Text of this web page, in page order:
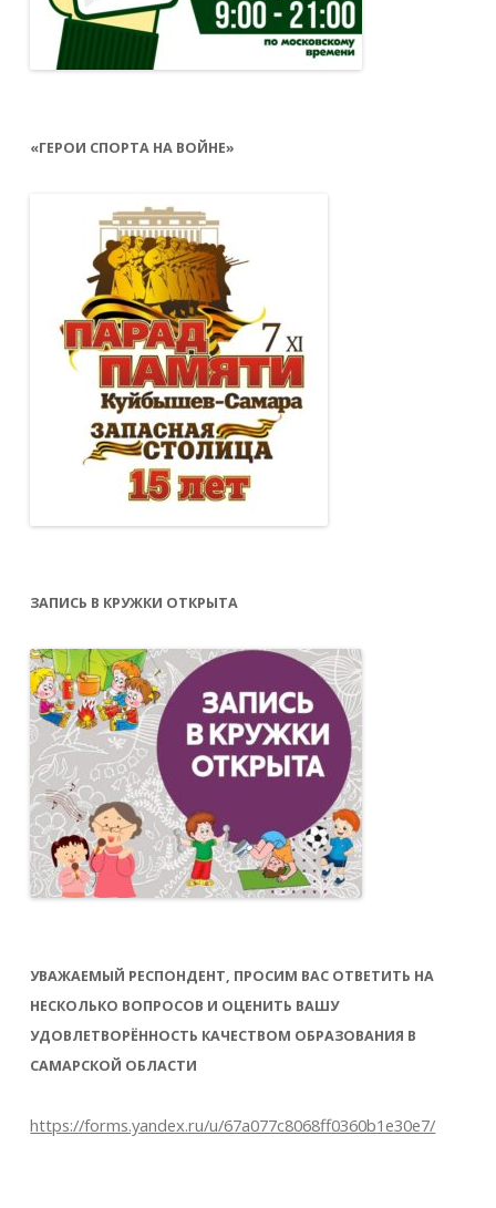
«ГЕРОИ СПОРТА НА ВОЙНЕ»
ЗАПИСЬ В КРУЖКИ ОТКРЫТА
УВАЖАЕМЫЙ РЕСПОНДЕНТ, ПРОСИМ ВАС ОТВЕТИТЬ НА
НЕСКОЛЬКО ВОПРОСОВ И ОЦЕНИТЬ ВАШУ
УДОВЛЕТВОРЁННОСТЬ КАЧЕСТВОМ ОБРАЗОВАНИЯ В
САМАРСКОЙ ОБЛАСТИ
https://forms.yandex.ru/u/67a077c8068ff0360b1e30e7/